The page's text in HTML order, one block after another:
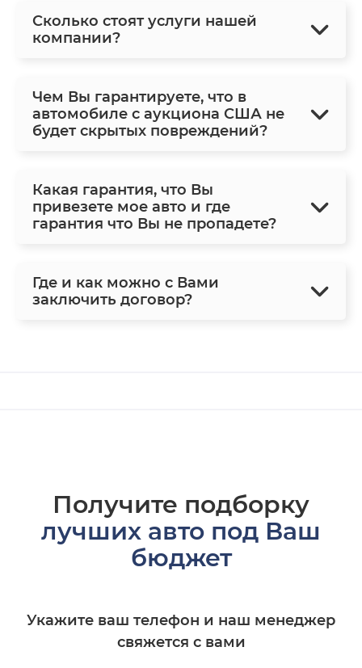
Сколько стоят услуги нашей
компании?
Чем Вы гарантируете, что в
автомобиле с аукциона США не
будет скрытых повреждений?
Какая гарантия, что Вы
привезете мое авто и где
гарантия что Вы не пропадете?
Где и как можно с Вами
заключить договор?
Получите подборку
лучших авто под Ваш
бюджет
Укажите ваш телефон и наш менеджер
свяжется с вами